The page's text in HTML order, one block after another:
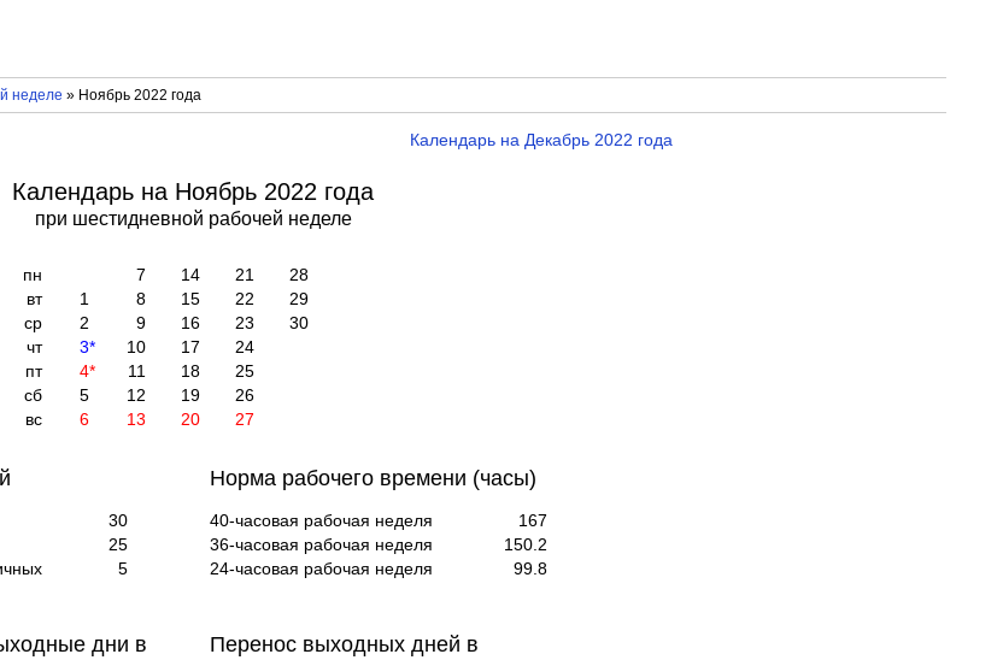
неделе » Ноябрь 2022 года
Календарь на Декабрь 2022 года
Календарь на Ноябрь 2022 года
при шестидневной рабочей неделе
пн 7 14 21
28
вт
1 8 15 22
29
ср
2 9 16 23
30
чт
3* 10 17
24
пт
4* 11 18
25
сб
5 12 19
26
вс
6 13 20 27
30
25
5
Норма рабочего времени (часы)
40-часовая рабочая неделя
167
36-часовая рабочая неделя
150.2
24-часовая рабочая неделя
99.8
дни в
Перенос выходных дней в